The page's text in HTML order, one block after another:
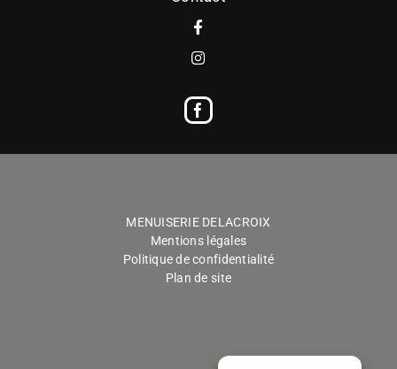
MENUISERIE DELACROIX
Mentions légales
Politique de confidentialité
Plan de site